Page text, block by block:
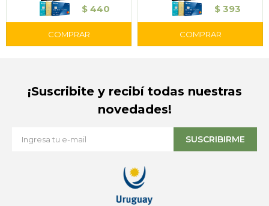
$ 440
$ 393
¡Suscribite y recibí todas nuestras
novedades!
SUSCRIBIRME